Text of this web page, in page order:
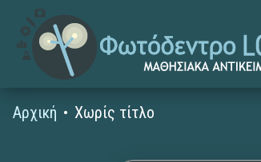
Αρχική Χωρίς τίτλο